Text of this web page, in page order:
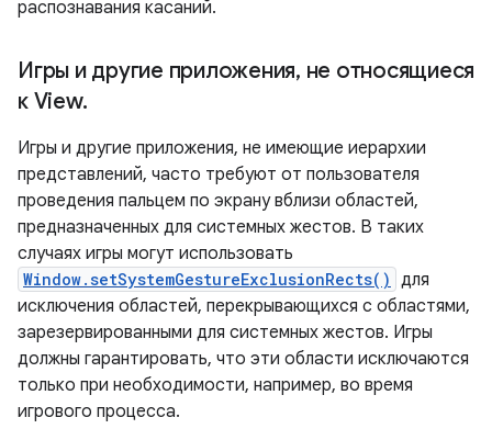
распознавания касаний.
Игры и другие приложения, не относящиеся
к View.
Игры и другие приложения, не имеющие иерархии
представлений, часто требуют от пользователя
проведения пальцем по экрану вблизи областей,
предназначенных для системных жестов. В таких
случаях игры могут использовать
Window.setSystemGestureExclusionRects() для
исключения областей, перекрывающихся с областями,
зарезервированными для системных жестов. Игры
должны гарантировать, что эти области исключаются
только при необходимости, например, во время
игрового процесса.